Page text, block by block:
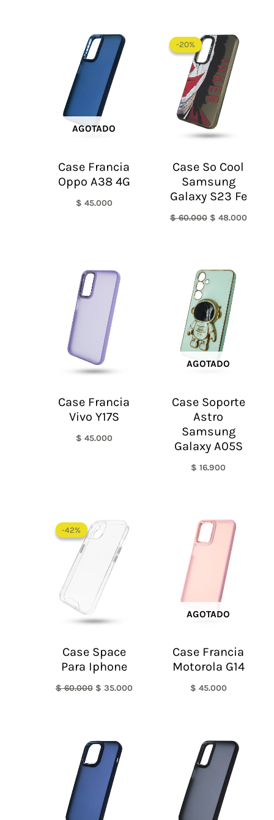
AGOTADO
Case Francia
Oppo A38 4G
$ 45.000
-20%
-20%
Case So Cool
Samsung
Galaxy S23 Fe
$60.000
precio
original
era:
$ 60.000.
$ 48.000
Case Francia
Vivo Y17S
$ 45.000
AGOTADO
Case Soporte
Astro
Samsung
Galaxy A05S
$ 16.900
-42%
-42%
Case Space
Para Iphone
$60.000
precio
original
$ 60.000.
$ 35.000
AGOTADO
Case Francia
Motorola G14
$ 45.000